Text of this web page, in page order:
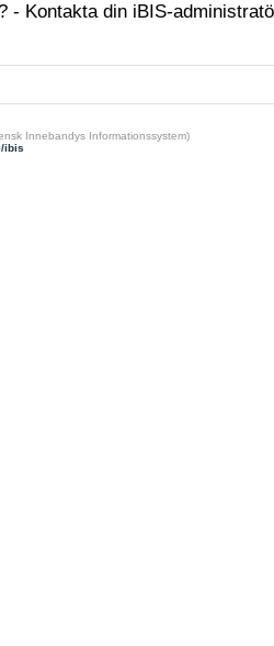
- Kontakta din iBIS-
Innebandys Informationssystem)
ibis